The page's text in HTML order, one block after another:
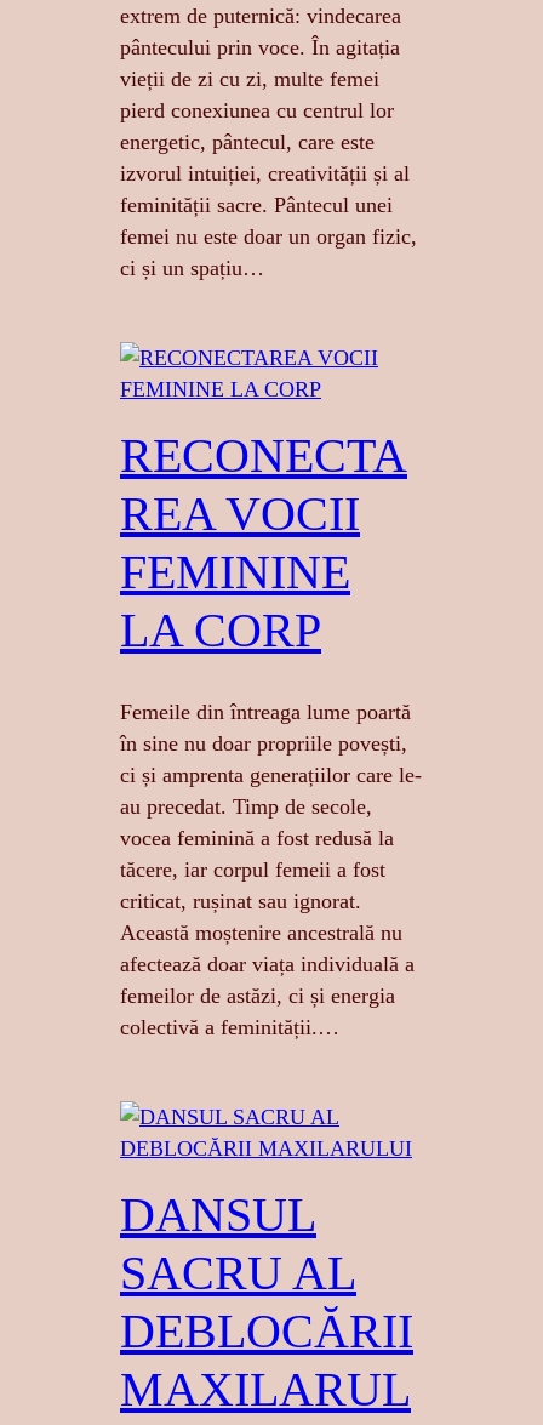
extrem de puternică: vindecarea
pântecului prin voce. În agitația
vieții de zi cu zi, multe femei
pierd conexiunea cu centrul lor
energetic, pântecul, care este
izvorul intuiției, creativității și al
feminității sacre. Pântecul unei
femei nu este doar un organ fizic,
ci și un spațiu…
RECONECTA
REA VOCII
FEMININE
LA CORP
Femeile din întreaga lume poartă
în sine nu doar propriile povești,
ci și amprenta generațiilor care le-
au precedat. Timp de secole,
vocea feminină a fost redusă la
tăcere, iar corpul femeii a fost
criticat, rușinat sau ignorat.
Această moștenire ancestrală nu
afectează doar viața individuală a
femeilor de astăzi, ci și energia
colectivă a feminității.…
DANSUL
SACRU AL
DEBLOCĂRII
MAXILARUL